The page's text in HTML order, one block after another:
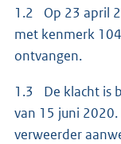
1.2 Op 23 april
met kenmerk
ontvangen.
1.3 De klacht is
van 15 juni
verweerder